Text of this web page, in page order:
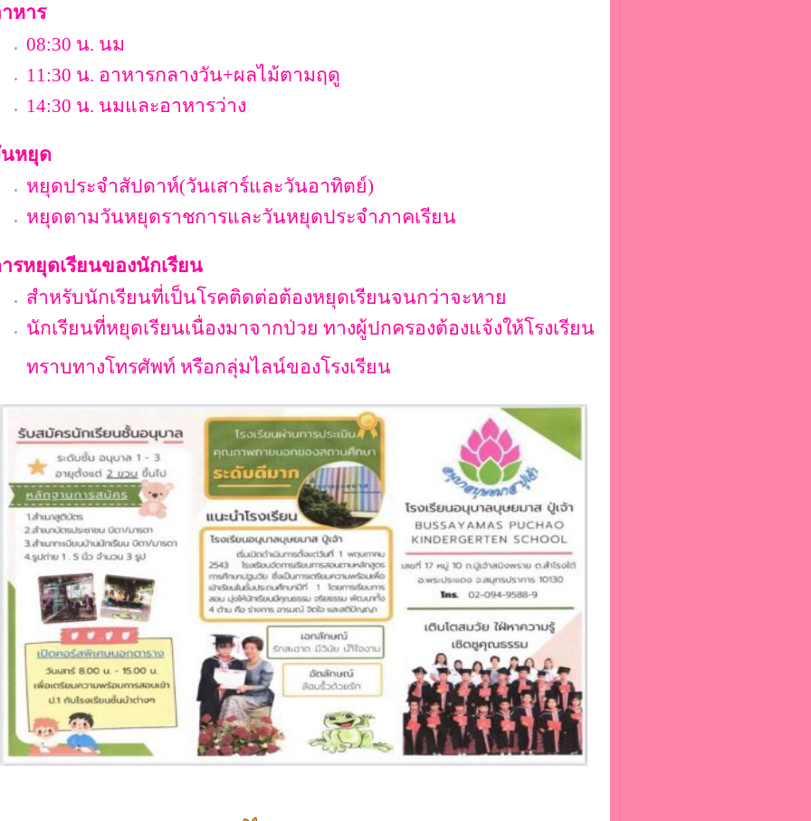
หาร
08:30 น. นม
11:30 น. อาหารกลางวัน+ผลไม้ตามฤดู
14:30 น. นมและอาหารว่าง
หยุด
หยุดประจำสัปดาห์(วันเสาร์และวันอาทิตย์)
หยุดตามวันหยุดราชการและวันหยุดประจำภาคเรียน
รหยุดเรียนของนักเรียน
สำหรับนักเรียนที่เป็นโรคติดต่อต้องหยุดเรียนจนกว่าจะหาย
นักเรียนที่หยุดเรียนเนื่องมาจากป่วย ทางผู้ปกครองต้องแจ้งให้โรงเรียน
ทราบทางโทรศัพท์ หรือกลุ่มไลน์ของโรงเรียน